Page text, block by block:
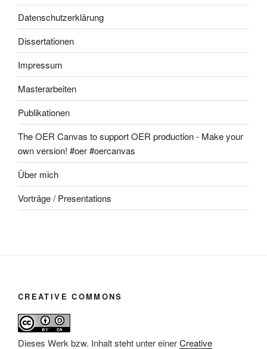
Datenschutzerklärung
Dissertationen
Impressum
Masterarbeiten
Publikationen
The OER Canvas to support OER production - Make your
own version! #oer #oercanvas
Über mich
Vorträge / Presentations
CREATIVE COMMONS
Dieses Werk bzw. Inhalt steht unter einerCreative